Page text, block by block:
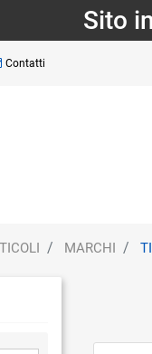
Sito
Contatti
MARCHI
automaticamente gli